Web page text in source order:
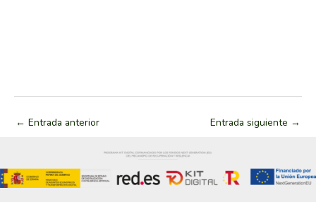
← Entrada anterior Entrada siguiente →